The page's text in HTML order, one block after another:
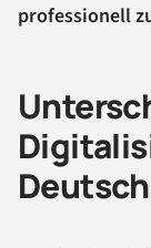
professionell